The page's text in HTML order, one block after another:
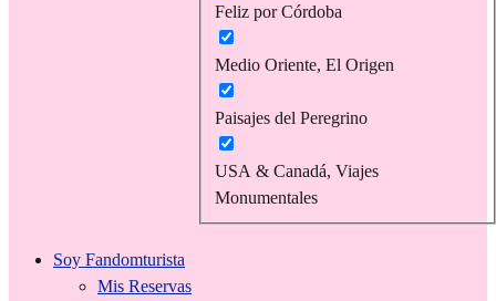
Feliz por Córdoba
Medio Oriente, El Origen
Paisajes del Peregrino
USA & Canadá, Viajes
Monumentales
Soy Fandomturista
Mis Reservas